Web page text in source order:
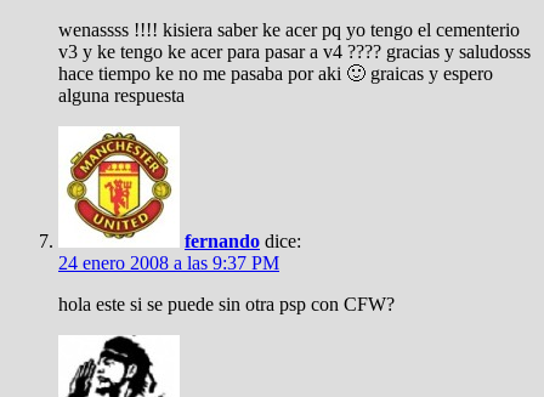
wenassss !!!! kisiera saber ke acer pq yo tengo el cementerio
v3 y ke tengo ke acer para pasar a v4 ???? gracias y saludosss
hace tiempo ke no me pasaba por aki 🙂 graicas y espero
alguna respuesta
fernando dice:
24 enero 2008 a las 9:37 PM
hola este si se puede sin otra psp con CFW?